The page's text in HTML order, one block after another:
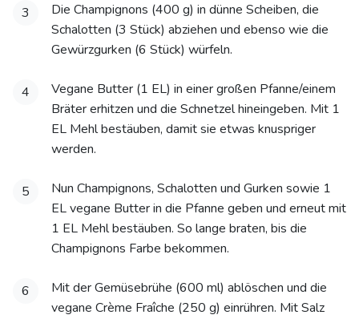
3
Die Champignons (400 g) in dünne Scheiben, die
Schalotten (3 Stück) abziehen und ebenso wie die
Gewürzgurken (6 Stück) würfeln.
4
Vegane Butter (1 EL) in einer großen Pfanne/einem
Bräter erhitzen und die Schnetzel hineingeben. Mit 1
EL Mehl bestäuben, damit sie etwas knuspriger
werden.
5
Nun Champignons, Schalotten und Gurken sowie 1
EL vegane Butter in die Pfanne geben und erneut mit
1 EL Mehl bestäuben. So lange braten, bis die
Champignons Farbe bekommen.
6
Mit der Gemüsebrühe (600 ml) ablöschen und die
vegane Crème Fraîche (250 g) einrühren. Mit Salz